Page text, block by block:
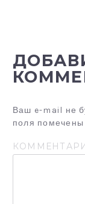
И
Я
П
О
З
А
Ваш e-mail не
поля помечены